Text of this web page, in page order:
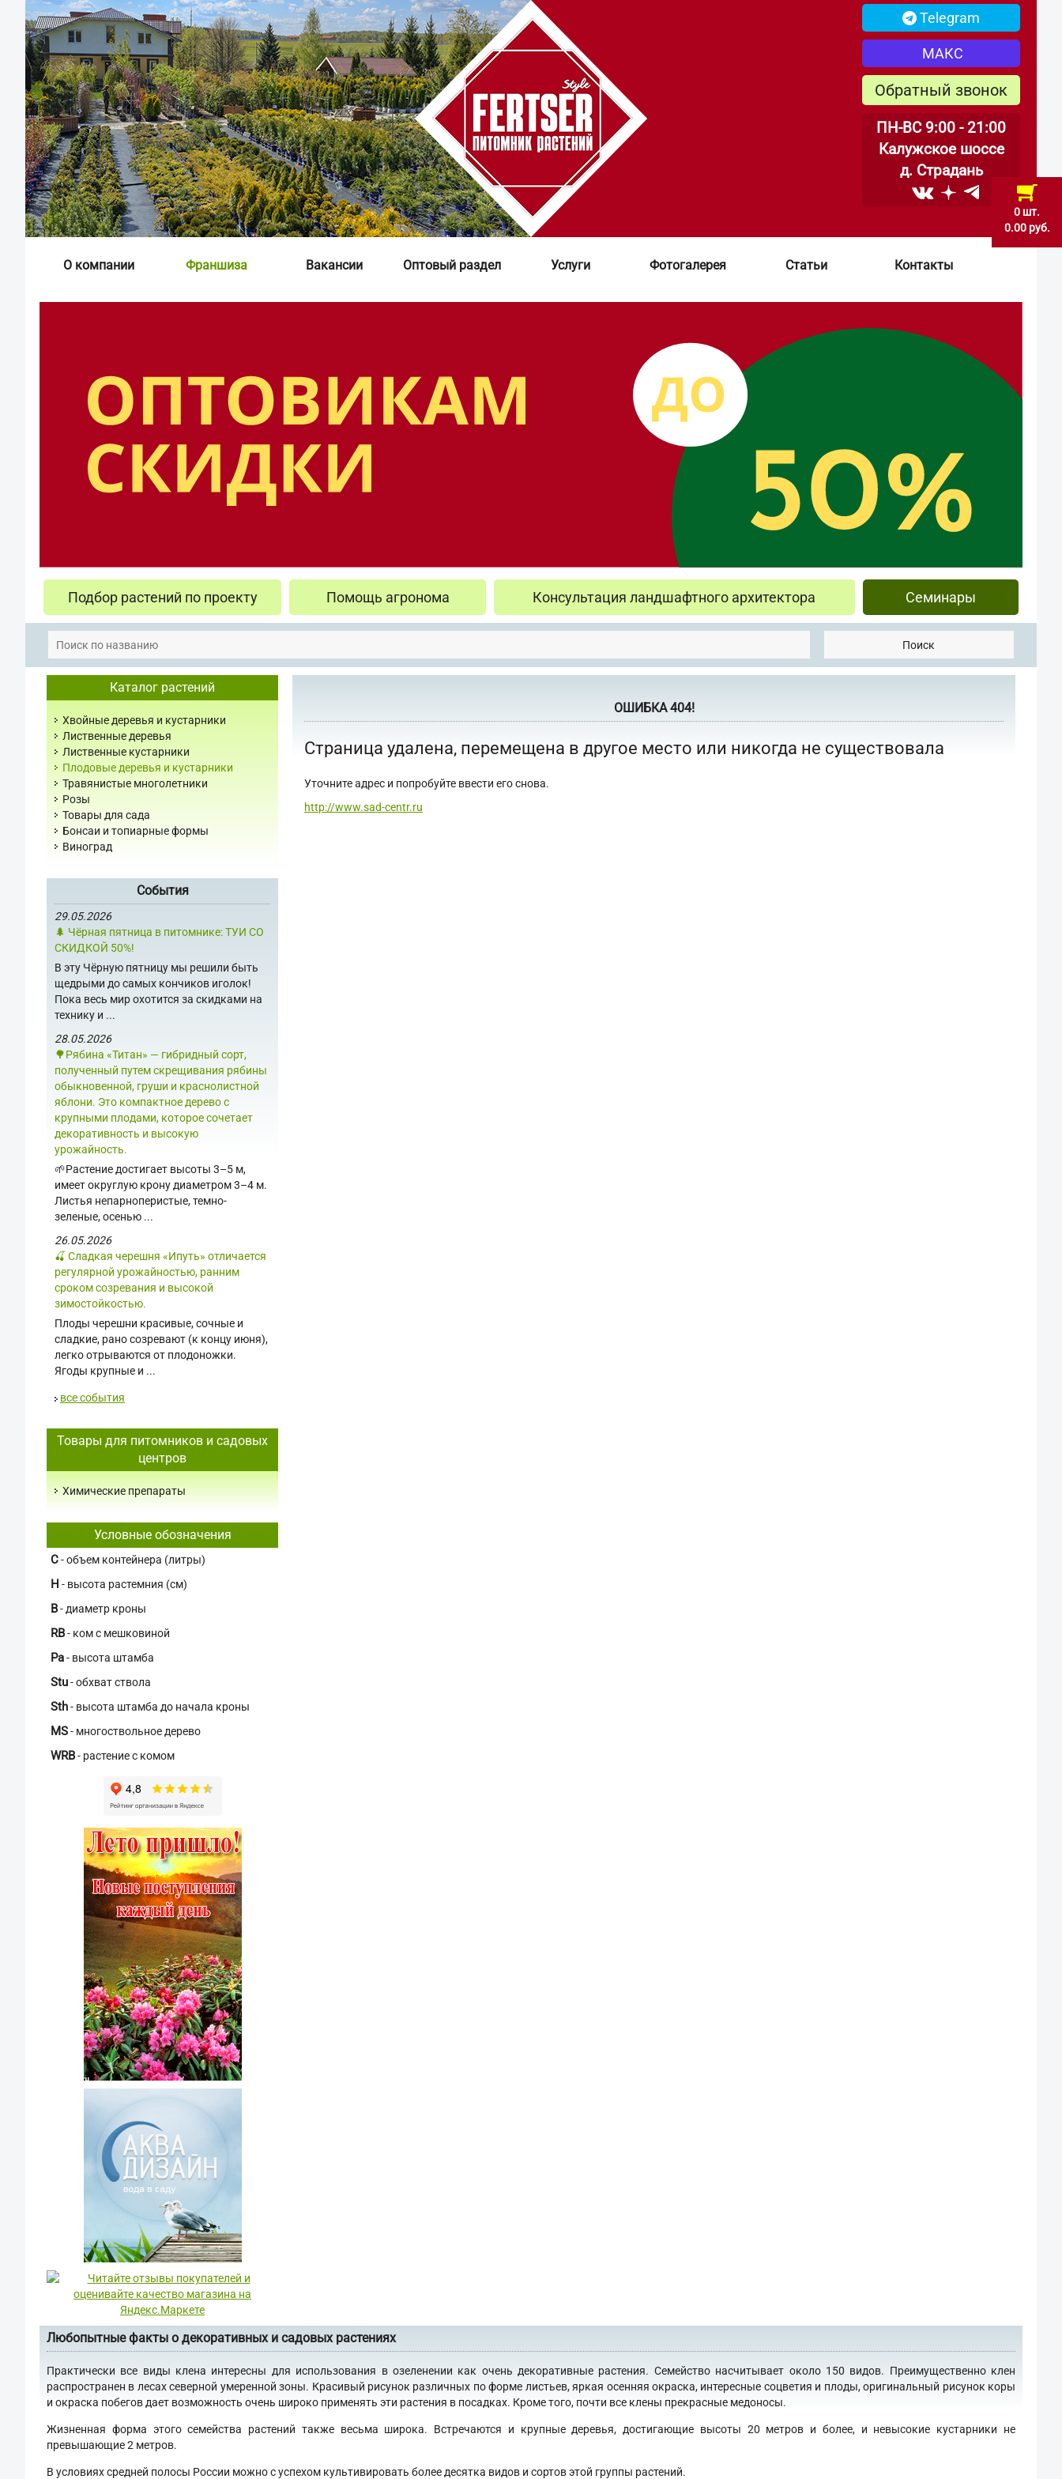
0 шт.
0.00 руб.
Telegram
МАКС
Обратный звонок
ПН-ВС 9:00 - 21:00
Калужское шоссе
д. Страдань
О компании Франшиза Вакансии Оптовый раздел Услуги Фотогалерея Статьи Контакты
Подбор растений по проекту Помощь агронома Консультация ландшафтного архитектора Семинары
Поиск
Каталог растений
Хвойные деревья и кустарники
Лиственные деревья
Лиственные кустарники
Плодовые деревья и кустарники
Травянистые многолетники
Розы
Товары для сада
Бонсаи и топиарные формы
Виноград
События
29.05.2026
🌲 Чёрная пятница в питомнике: ТУИ СО
СКИДКОЙ 50%!
В эту Чёрную пятницу мы решили быть
щедрыми до самых кончиков иголок!
Пока весь мир охотится за скидками на
технику и ...
28.05.2026
🌳Рябина «Титан» — гибридный сорт,
полученный путем скрещивания рябины
обыкновенной, груши и краснолистной
яблони. Это компактное дерево с
крупными плодами, которое сочетает
декоративность и высокую
урожайность.
🌱Растение достигает высоты 3–5 м,
имеет округлую крону диаметром 3–4 м.
Листья непарноперистые, темно-
зеленые, осенью ...
26.05.2026
🍒 Сладкая черешня «Ипуть» отличается
регулярной урожайностью, ранним
сроком созревания и высокой
зимостойкостью.
Плоды черешни красивые, сочные и
сладкие, рано созревают (к концу июня),
легко отрываются от плодоножки.
Ягоды крупные и ...
все события
Товары для питомников и садовых
центров
Химические препараты
Условные обозначения
C- объем контейнера (литры)
H - высота растемния (см)
В- диаметр кроны
RB- ком с мешковиной
Pa- высота штамба
Stu- обхват ствола
Sth- высота штамба до начала кроны
MS- многоствольное дерево
WRB- растение с комом
ОШИБКА 404!
Страница удалена, перемещена в другое место или никогда не существовала
Уточните адрес и попробуйте ввести его снова.
http://www.sad-centr.ru
Любопытные факты о декоративных и садовых растениях
Практически все виды клена интересны для использования в озеленении как очень декоративные растения. Семейство насчитывает около 150 видов. Преимущественно клен
распространен в лесах северной умеренной зоны. Красивый рисунок различных по форме листьев, яркая осенняя окраска, интересные соцветия и плоды, оригинальный рисунок коры
и окраска побегов дает возможность очень широко применять эти растения в посадках. Кроме того, почти все клены прекрасные медоносы.
Жизненная форма этого семейства растений также весьма широка. Встречаются и крупные деревья, достигающие высоты 20 метров и более, и невысокие кустарники не
превышающие 2 метров.
В условиях средней полосы России можно с успехом культивировать более десятка видов и сортов этой группы растений.